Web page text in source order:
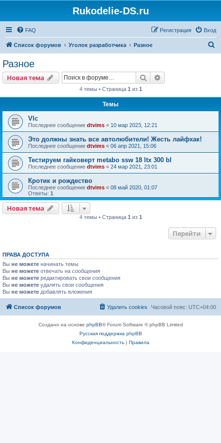
Rukodelie-DS.ru
FAQ Вход
Регистрация
Список форумов Уголок разработчика Разное
Разное
Новая тема Поиск
4 темы • Страница 1 из 1
Темы
Vlc
Последнее сообщение dtvims « 10 мар 2023, 12:21
Это должны знать все автолюбители! Жесть лайфхак!
Последнее сообщение dtvims « 06 апр 2021, 15:06
Тестируем гайковерт metabo ssw 18 ltx 300 bl
Последнее сообщение dtvims « 24 мар 2021, 23:01
Кротик и рождество
Последнее сообщение dtvims « 08 май 2020, 01:07
Ответы: 1
Новая тема
4 темы • Страница 1 из 1
Перейти
ПРАВА ДОСТУПА
Вы не можете начинать темы
Вы не можете отвечать на сообщения
Вы не можете редактировать свои сообщения
Вы не можете удалять свои сообщения
Вы не можете добавлять вложения
Список форумов Часовой пояс: UTC+04:00
Удалить cookies
Создано на основе phpBB® Forum Software © phpBB Limited
Русская поддержка phpBB
Конфиденциальность| Правила